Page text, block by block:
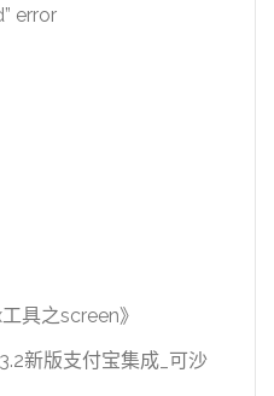
error
具之screen》
新版支付宝集成_可沙